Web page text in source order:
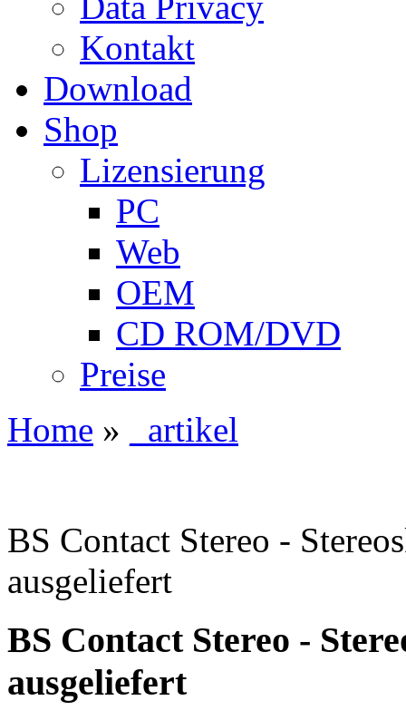
Kontakt
Download
Shop
Lizensierung
PC
Web
OEM
CD ROM/DVD
Preise
Home » _artikel
BS Contact Stereo -
ausgeliefert
BS Contact Stereo -
ausgeliefert